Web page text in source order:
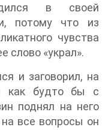
в своей
потому что из
чувства
слово «украл».
и заговорил, на
как будто бы с
поднял на него
все вопросы он